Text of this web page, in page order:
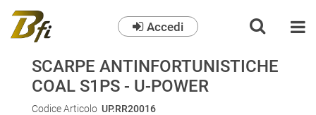
Accedi
SCARPE ANTINFORTUNISTICHE
COAL S1PS - U-POWER
Codice Articolo UP.RR20016